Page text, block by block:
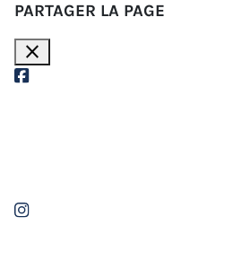
PARTAGER LA PAGE
close